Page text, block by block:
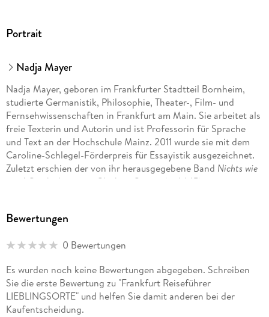
Portrait
Nadja Mayer
Nadja Mayer, geboren im Frankfurter Stadtteil Bornheim,
studierte Germanistik, Philosophie, Theater-, Film- und
Fernsehwissenschaften in Frankfurt am Main. Sie arbeitet als
freie Texterin und Autorin und ist Professorin für Sprache
und Text an der Hochschule Mainz. 2011 wurde sie mit dem
Caroline-Schlegel-Förderpreis für Essayistik ausgezeichnet.
Zuletzt erschien der von ihr herausgegebene Band Nichts wie
raus! Geschichten vom Glück im Grünen
(it 4445).
Bewertungen
0 Bewertungen
Es wurden noch keine Bewertungen abgegeben. Schreiben
Sie die erste Bewertung zu "Frankfurt Reiseführer
LIEBLINGSORTE" und helfen Sie damit anderen bei der
Kaufentscheidung.